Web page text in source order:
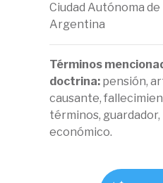
Ciudad Autónoma
Argentina
Términos
doctrina: pensión,
causante,
términos,
económico.